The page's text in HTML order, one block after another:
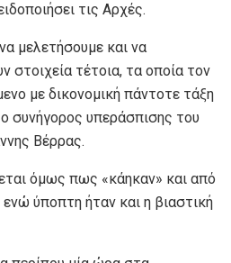
τις Αρχές.
μελετήσουμε και να
στοιχεία τέτοια, τα οποία τον
με δικονομική πάντοτε τάξη
συνήγορος υπεράσπισης του
Βέρρας.
όμως πως «κάηκαν» και από
ύποπτη ήταν και η βιαστική